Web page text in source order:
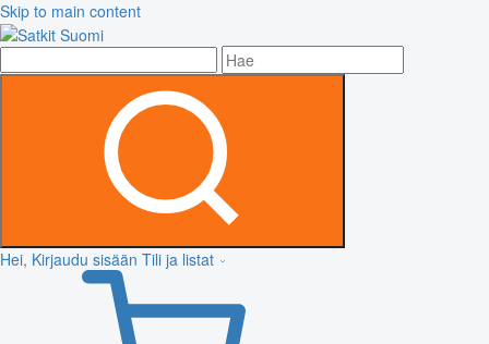
Skip to main content
Hei, Kirjaudu sisään Tili ja listat